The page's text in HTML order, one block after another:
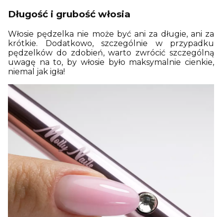
Długość i grubość włosia
Włosie pędzelka nie może być ani za długie, ani za
krótkie. Dodatkowo, szczególnie w przypadku
pędzelków do zdobień, warto zwrócić szczególną
uwagę na to, by włosie było maksymalnie cienkie,
niemal jak igła!